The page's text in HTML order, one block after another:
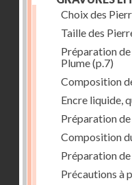
Choix des
Taille des
Préparation de
Plume(p.7)
Composition
Encre liquide,
Préparation
Composition
Préparation
Précautions à